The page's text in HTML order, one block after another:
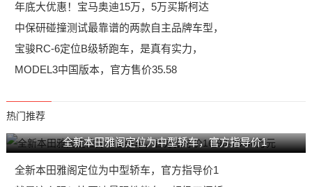
年底大优惠！宝马奥迪15万，5万买斯柯达
中保研碰撞测试最靠谱的两款自主品牌车型，
宝骏RC-6定位B级轿跑车，是真有实力，
MODEL3中国版本，官方售价35.58
热门推荐
全新本田雅阁定位为中型轿车，官方指导价1
全新本田雅阁定位为中型轿车，官方指导价1